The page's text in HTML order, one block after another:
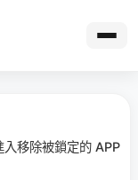
移除被鎖定的 APP